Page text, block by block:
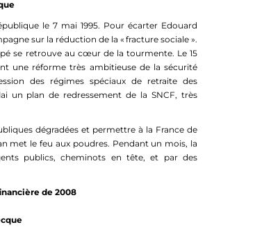
le 7 mai 1995. Pour écarter Edouard
sur la réduction de la « fracture sociale ».
se retrouve au cœur de la tourmente. Le 15
une réforme très ambitieuse de la sécurité
des régimes spéciaux de retraite des
un plan de redressement de la SNCF, très
dégradées et permettre à la France de
met le feu aux poudres. Pendant un mois, la
publics, cheminots en tête, et par des
de 2008